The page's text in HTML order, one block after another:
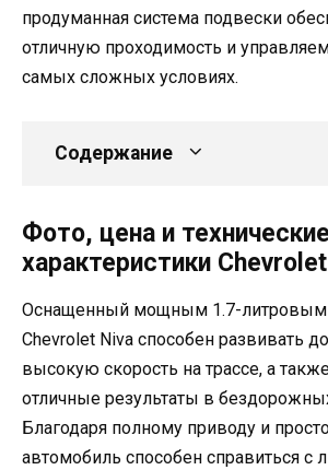
продуманная система подвески
отличную проходимость и
самых сложных условиях.
Содержание
Фото, цена и технические
характеристики
Оснащенный мощным 1.7-литровым
Chevrolet Niva способен развивать
высокую скорость на трассе, а
отличные результаты в
Благодаря полному приводу и
автомобиль способен справиться